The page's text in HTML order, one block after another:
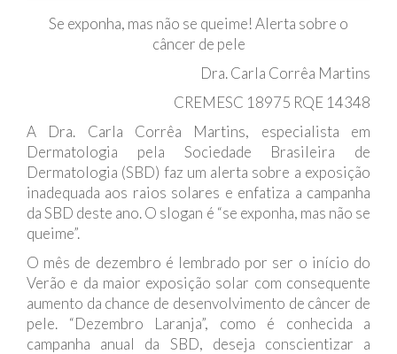
Se exponha, mas não se queime! Alerta sobre o
câncer de pele
Dra. Carla Corrêa Martins
CREMESC 18975 RQE 14348
A Dra. Carla Corrêa Martins, especialista em
Dermatologia pela Sociedade Brasileira de
Dermatologia (SBD) faz um alerta sobre a exposição
inadequada aos raios solares e enfatiza a campanha
da SBD deste ano. O slogan é “se exponha, mas não se
queime”.
O mês de dezembro é lembrado por ser o início do
Verão e da maior exposição solar com consequente
aumento da chance de desenvolvimento de câncer de
pele. “Dezembro Laranja”, como é conhecida a
campanha anual da SBD, deseja conscientizar a